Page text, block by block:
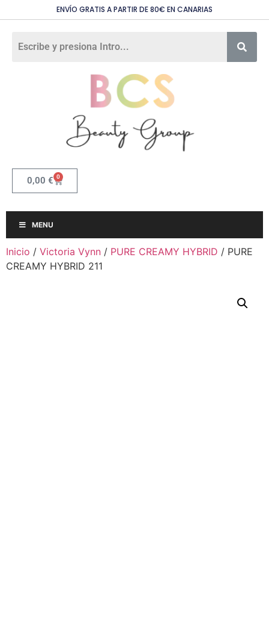
ENVÍO GRATIS A PARTIR DE 80€ EN CANARIAS
0,00 € 0
MENU
Inicio / Victoria Vynn / PURE CREAMY HYBRID / PURE
CREAMY HYBRID 211